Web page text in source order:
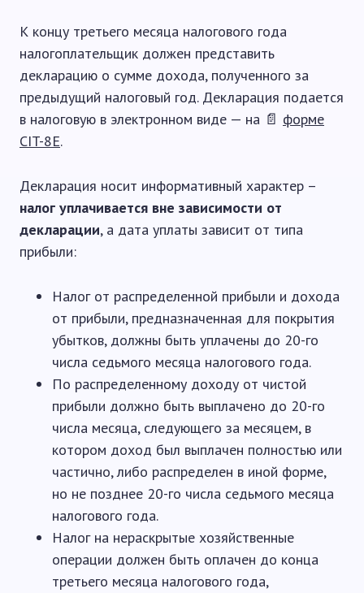
К концу третьего месяца налогового года
налогоплательщик должен представить
декларацию о сумме дохода, полученного за
предыдущий налоговый год. Декларация подается
в налоговую в электронном виде — на 📄 форме
CIT-8E.
Декларация носит информативный характер –
налог уплачивается вне зависимости от
декларации, а дата уплаты зависит от типа
прибыли:
Налог от распределенной прибыли и дохода
от прибыли, предназначенная для покрытия
убытков, должны быть уплачены до 20-го
числа седьмого месяца налогового года.
По распределенному доходу от чистой
прибыли должно быть выплачено до 20-го
числа месяца, следующего за месяцем, в
котором доход был выплачен полностью или
частично, либо распределен в иной форме,
но не позднее 20-го числа седьмого месяца
налогового года.
Налог на нераскрытые хозяйственные
операции должен быть оплачен до конца
третьего месяца налогового года,